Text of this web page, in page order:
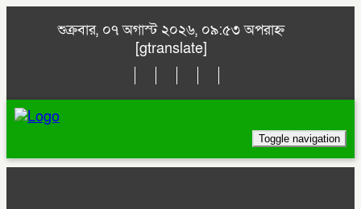
শুক্রবার, ০৭ অগাস্ট ২০২৬, ০৯:৫৩ অপরাহ্ন
[gtranslate]
Toggle navigation